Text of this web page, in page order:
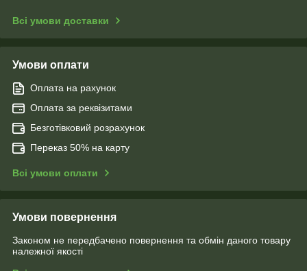
Всі умови доставки
Умови оплати
Оплата на рахунок
Оплата за реквізитами
Безготівковий розрахунок
Переказ 50% на карту
Всі умови оплати
Умови повернення
Законом не передбачено повернення та обмін даного товару
належної якості